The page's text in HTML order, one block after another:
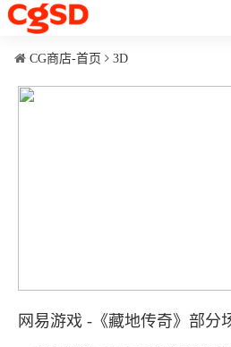
CG商店-首页 3D
网易游戏 -《藏地传奇》部分